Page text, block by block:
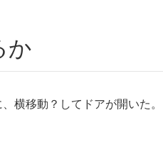
か
横移動？してドアが開いた。